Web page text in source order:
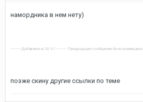
намордника в нем нету)
---------- Добавлено в 20:37 ---------- Предыдущее сообщение было размещено
позже скину другие ссылки по теме